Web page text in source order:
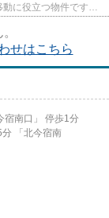
に役立つ物件です。
せはこちら
宿南口」 停歩1分
分 「北今宿南